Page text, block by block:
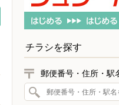
チラシを探す
郵便番号・住所・駅